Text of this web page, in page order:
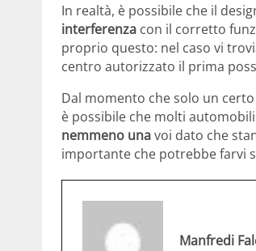
In realtà, è possibile che il
interferenza con il corretto
proprio questo: nel caso vi
centro autorizzato il prima
Dal momento che solo un
è possibile che molti
nemmeno unavoi dato che
importante che potrebbe farvi
Manfredi